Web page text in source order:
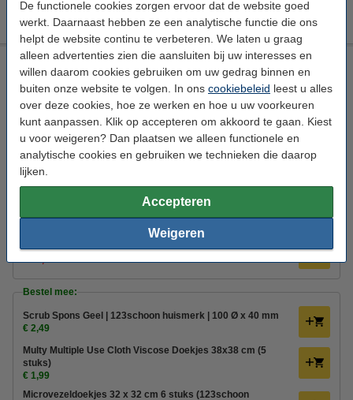
De functionele cookies zorgen ervoor dat de website goed
werkt. Daarnaast hebben ze een analytische functie die ons
helpt de website continu te verbeteren. We laten u graag
alleen advertenties zien die aansluiten bij uw interesses en
willen daarom cookies gebruiken om uw gedrag binnen en
buiten onze website te volgen. In ons cookiebeleid leest u alles
over deze cookies, hoe ze werken en hoe u uw voorkeuren
kunt aanpassen. Klik op accepteren om akkoord te gaan. Kiest
u voor weigeren? Dan plaatsen we alleen functionele en
analytische cookies en gebruiken we technieken die daarop
lijken.
Accepteren
Weigeren
€ 94,99 Bestellen
Driehoek zachte Groene Zeep in emmer (900 gram)
Driehoek Allesreiniger Emmer 900 ml
Bekijk de specificaties en beschrijving
Direct leverbaar
Nu bestellen is maandag in huis
Bestellen
6 stuks - 900 gram
€ 23,50
Bestel mee:
Scrub Spons Geel | 123schoon huismerk | 100 Ø x 40 mm
€ 2,49
Multy Multiple Use Cloth Viscose Doekjes 38x38 cm (5
stuks)
€ 1,99
Microvezeldoekjes 32 x 32 cm 6 stuks (123schoon